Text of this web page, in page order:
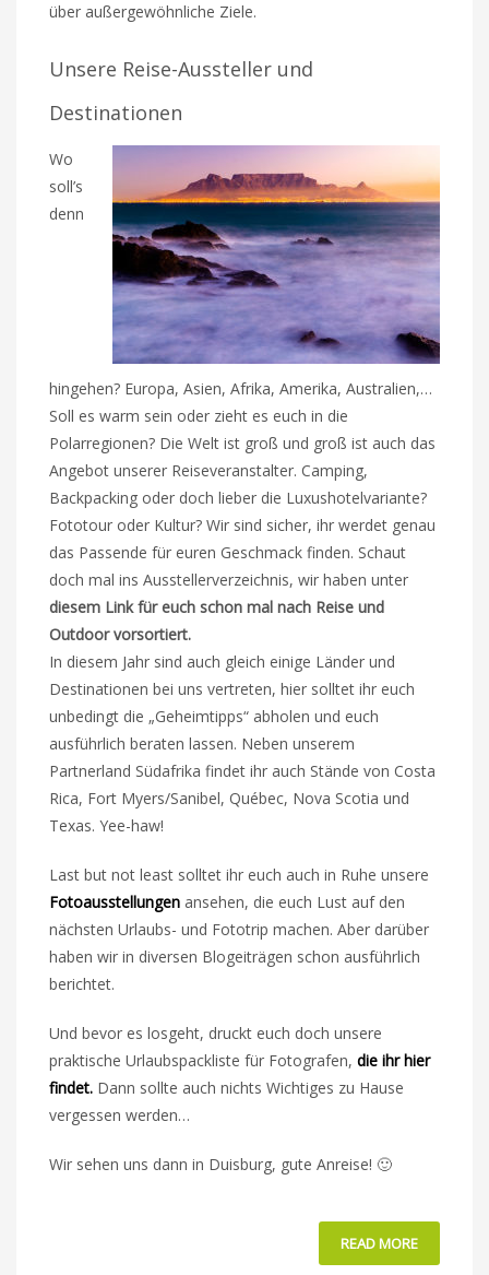
über außergewöhnliche Ziele.
Unsere Reise-Aussteller und
Destinationen
Wo
soll’s
denn
hingehen? Europa, Asien, Afrika, Amerika, Australien,…
Soll es warm sein oder zieht es euch in die
Polarregionen? Die Welt ist groß und groß ist auch das
Angebot unserer Reiseveranstalter. Camping,
Backpacking oder doch lieber die Luxushotelvariante?
Fototour oder Kultur? Wir sind sicher, ihr werdet genau
das Passende für euren Geschmack finden. Schaut
doch mal ins Ausstellerverzeichnis, wir haben unter
diesem Link für euch schon mal nach Reise und
Outdoor vorsortiert.
In diesem Jahr sind auch gleich einige Länder und
Destinationen bei uns vertreten, hier solltet ihr euch
unbedingt die „Geheimtipps“ abholen und euch
ausführlich beraten lassen. Neben unserem
Partnerland Südafrika findet ihr auch Stände von Costa
Rica, Fort Myers/Sanibel, Québec, Nova Scotia und
Texas. Yee-haw!
Last but not least solltet ihr euch auch in Ruhe unsere
Fotoausstellungen ansehen, die euch Lust auf den
nächsten Urlaubs- und Fototrip machen. Aber darüber
haben wir in diversen Blogeiträgen schon ausführlich
berichtet.
Und bevor es losgeht, druckt euch doch unsere
praktische Urlaubspackliste für Fotografen, die ihr hier
findet. Dann sollte auch nichts Wichtiges zu Hause
vergessen werden…
Wir sehen uns dann in Duisburg, gute Anreise! 🙂
READ MORE